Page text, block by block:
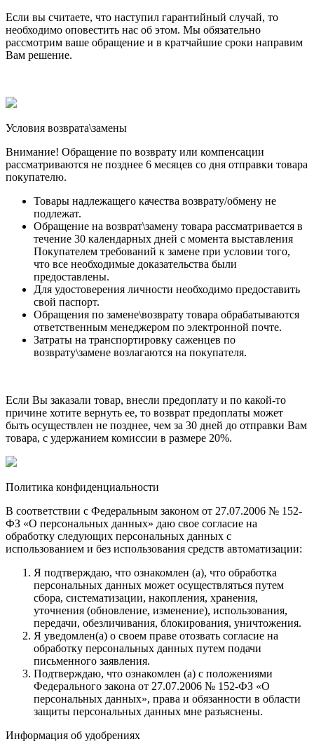
Если вы считаете, что наступил гарантийный случай, то
необходимо оповестить нас об этом. Мы обязательно
рассмотрим ваше обращение и в кратчайшие сроки направим
Вам решение.
Условия возврата\замены
Внимание! Обращение по возврату или компенсации
рассматриваются не позднее 6 месяцев со дня отправки товара
покупателю.
Товары надлежащего качества возврату/обмену не
подлежат.
Обращение на возврат\замену товара рассматривается в
течение 30 календарных дней с момента выставления
Покупателем требований к замене при условии того,
что все необходимые доказательства были
предоставлены.
Для удостоверения личности необходимо предоставить
свой паспорт.
Обращения по замене\возврату товара обрабатываются
ответственным менеджером по электронной почте.
Затраты на транспортировку саженцев по
возврату\замене возлагаются на покупателя.
Если Вы заказали товар, внесли предоплату и по какой-то
причине хотите вернуть ее, то возврат предоплаты может
быть осуществлен не позднее, чем за 30 дней до отправки Вам
товара, с удержанием комиссии в размере 20%.
Политика конфиденциальности
В соответствии с Федеральным законом от 27.07.2006 № 152-
ФЗ «О персональных данных» даю свое согласие на
обработку следующих персональных данных с
использованием и без использования средств автоматизации:
Я подтверждаю, что ознакомлен (а), что обработка
персональных данных может осуществляться путем
сбора, систематизации, накопления, хранения,
уточнения (обновление, изменение), использования,
передачи, обезличивания, блокирования, уничтожения.
Я уведомлен(а) о своем праве отозвать согласие на
обработку персональных данных путем подачи
письменного заявления.
Подтверждаю, что ознакомлен (а) с положениями
Федерального закона от 27.07.2006 № 152-ФЗ «О
персональных данных», права и обязанности в области
защиты персональных данных мне разъяснены.
Информация об удобрениях